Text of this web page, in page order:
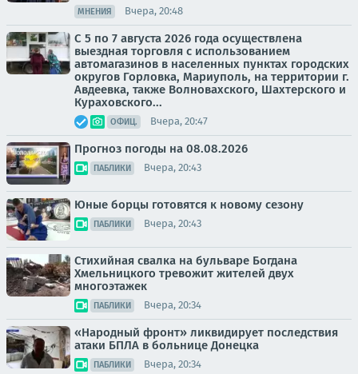
МНЕНИЯ Вчера, 20:48
С 5 по 7 августа 2026 года осуществлена
выездная торговля с использованием
автомагазинов в населенных пунктах городских
округов Горловка, Мариуполь, на территории г.
Авдеевка, также Волновахского, Шахтерского и
Кураховского...
ОФИЦ. Вчера, 20:47
Прогноз погоды на 08.08.2026
ПАБЛИКИ Вчера, 20:43
Юные борцы готовятся к новому сезону
ПАБЛИКИ Вчера, 20:43
Стихийная свалка на бульваре Богдана
Хмельницкого тревожит жителей двух
многоэтажек
ПАБЛИКИ Вчера, 20:34
«Народный фронт» ликвидирует последствия
атаки БПЛА в больнице Донецка
ПАБЛИКИ Вчера, 20:34